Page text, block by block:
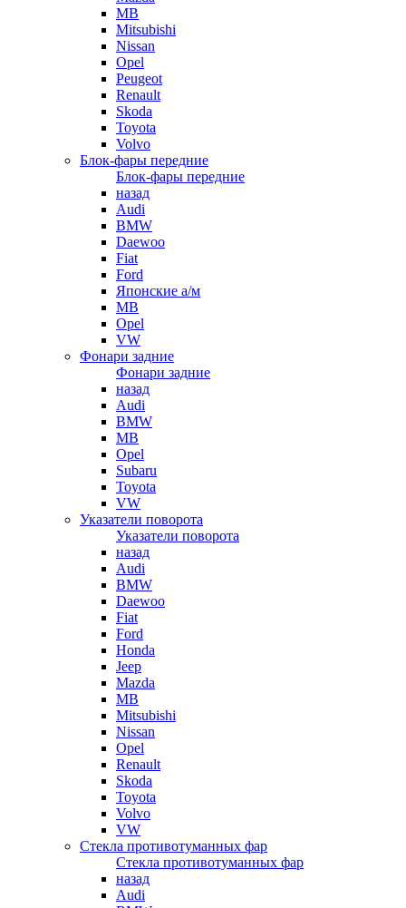
MB
Mitsubishi
Nissan
Opel
Peugeot
Renault
Skoda
Toyota
Volvo
Блок-фары передние
Блок-фары передние
назад
Audi
BMW
Daewoo
Fiat
Ford
Японские а/м
MB
Opel
VW
Фонари задние
Фонари задние
назад
Audi
BMW
MB
Opel
Subaru
Toyota
VW
Указатели поворота
Указатели поворота
назад
Audi
BMW
Daewoo
Fiat
Ford
Honda
Jeep
Mazda
MB
Mitsubishi
Nissan
Opel
Renault
Skoda
Toyota
Volvo
VW
Стекла противотуманных фар
Стекла противотуманных фар
назад
Audi